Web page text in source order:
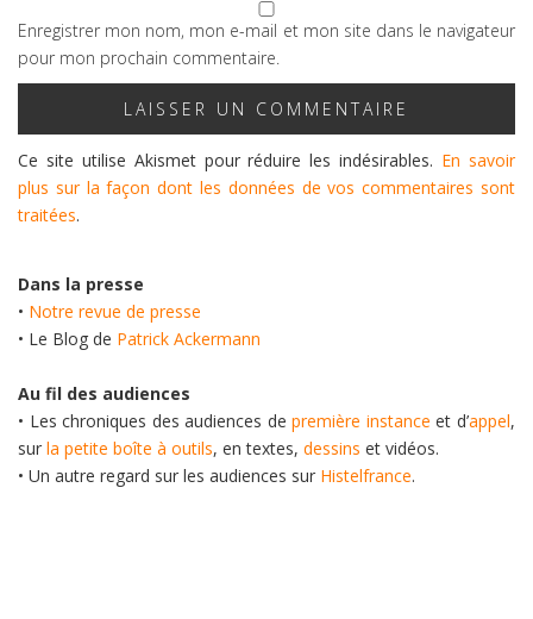
Enregistrer mon nom, mon e-mail et mon site dans le navigateur
pour mon prochain commentaire.
Ce site utilise Akismet pour réduire les indésirables. En savoir
plus sur la façon dont les données de vos commentaires sont
traitées.
Dans la presse
• Notre revue de presse
• Le Blog de Patrick Ackermann
Au fil des audiences
• Les chroniques des audiences depremière instance et d’appel,
sur la petite boîte à outils, en textes, dessins et vidéos.
• Un autre regard sur les audiences sur Histelfrance.